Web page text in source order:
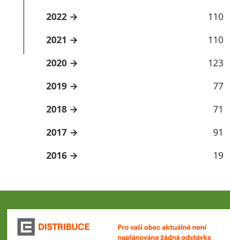
2022
110
2021
110
2020
123
2019
77
2018
71
2017
91
2016
19